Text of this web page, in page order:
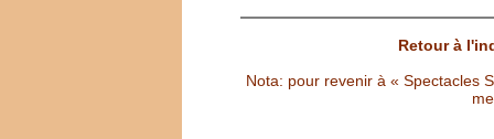
Retour à
Nota: pour revenir à « Spectacles